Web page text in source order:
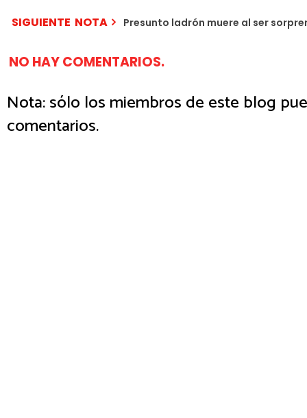
SIGUIENTE NOTA Presunto ladrón muere al ser
NO HAY COMENTARIOS.
Nota: sólo los miembros de este blog
comentarios.